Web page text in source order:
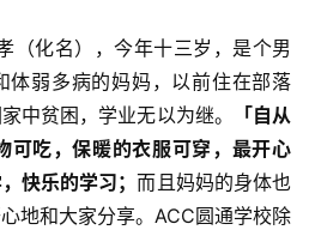
（化名），今年十三岁，是个男
体弱多病的妈妈，以前住在部落
中贫困，学业无以为继。
「自从
可吃，保暖的衣服可穿，最开心
快乐的学习；而且妈妈的身体也
地和大家分享。ACC圆通学校除